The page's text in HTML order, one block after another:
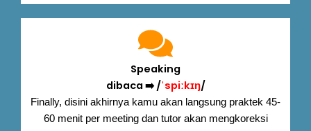
Speaking
dibaca ➡️ /ˈspiːkɪŋ/
Finally, disini akhirnya kamu akan langsung praktek 45-
60 menit per meeting dan tutor akan mengkoreksi